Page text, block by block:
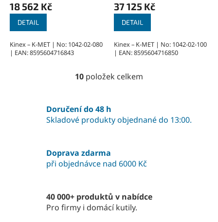
18 562 Kč
DETAIL
Kinex – K-MET | No: 1042-02-080
| EAN: 8595604716843
37 125 Kč
DETAIL
Kinex – K-MET | No: 1042-02-100
| EAN: 8595604716850
O
á
d
a
p
r
y
v
ý
10 položek celkem
Doručení do 48 h
Skladové produkty objednané do 13:00.
Doprava zdarma
při objednávce nad 6000 Kč
40 000+ produktů v nabídce
Pro firmy i domácí kutily.